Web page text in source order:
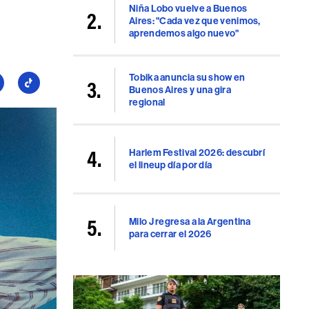
Seguí
Niña Lobo vuelve a Buenos
Aires: "Cada vez que venimos,
aprendemos algo nuevo"
Tobika anuncia su show en
Buenos Aires y una gira
regional
Harlem Festival 2026: descubrí
el lineup día por día
Milo J regresa a la Argentina
para cerrar el 2026